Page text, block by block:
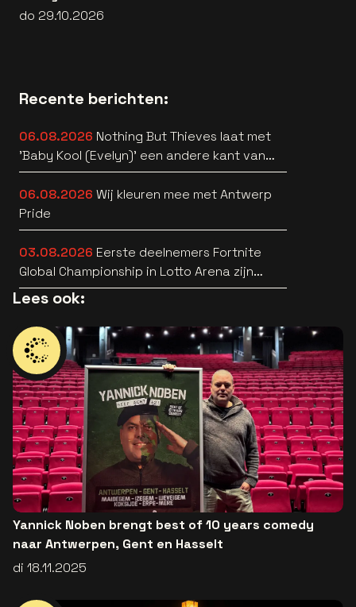
do 29.10.2026
Recente berichten:
06.08.2026 Nothing But Thieves laat met
'Baby Kool (Evelyn)' een andere kant van
zich horen [video]
06.08.2026 Wij kleuren mee met Antwerp
Pride
03.08.2026 Eerste deelnemers Fortnite
Global Championship in Lotto Arena zijn
bekend
Lees ook:
Yannick Noben brengt best of 10 years comedy
naar Antwerpen, Gent en Hasselt
di 18.11.2025